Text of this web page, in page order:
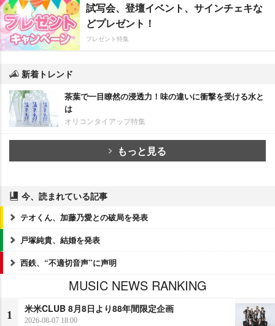
試写会、登壇イベント、サインチェキな
どプレゼント！
プレゼント特集
新着トレンド
茶葉で一目瞭然の浸透力！味の違いに衝撃を受ける水と
は
オリコンタイアップ特集
もっと見る
今、読まれている記事
テオくん、加藤乃愛との破局を発表
戸塚純貴、結婚を発表
西鉄、“不適切音声”に声明
MUSIC NEWS RANKING
1
米米CLUB 8月8日より88年間限定企画
2026-08-07 18:00